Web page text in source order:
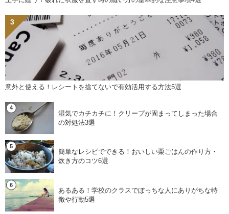
意外と使える！レシートを捨てないで有効活用する方法5選
湿気でカチカチに！クリープが固まってしまった場合
の対処法3選
簡単なレシピでできる！おいしい栗ごはんの作り方・
炊き方のコツ6選
あるある！学校のクラスでぼっちな人にありがちな特
徴や行動5選